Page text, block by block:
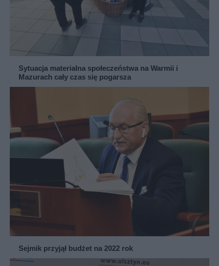
Sytuacja materialna społeczeństwa na Warmii i
Mazurach cały czas się pogarsza
Sejmik przyjął budżet na 2022 rok